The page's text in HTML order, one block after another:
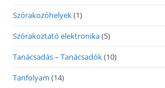
Szórakozóhelyek(1)
Szórakoztató elektronika(5)
Tanácsadás – Tanácsadók(10)
Tanfolyam (14)